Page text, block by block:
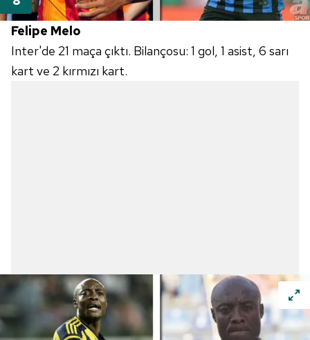
Felipe Melo
Inter'de 21 maça çıktı. Bilançosu: 1 gol, 1 asist, 6 sarı
kart ve 2 kırmızı kart.